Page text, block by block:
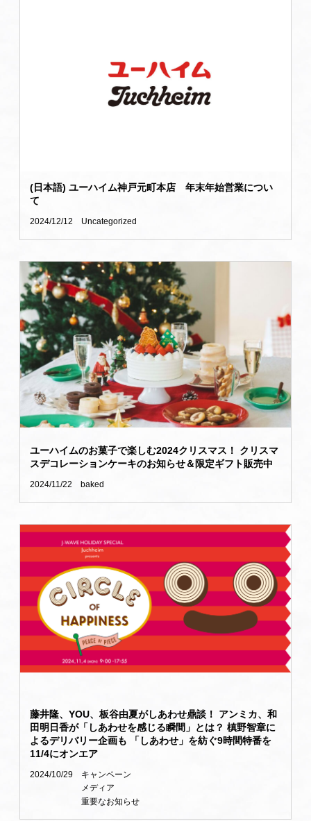
(日本語) ユーハイム神戸元町本店 年末年始営業につい
て
2024/12/12 Uncategorized
ユーハイムのお菓子で楽しむ2024クリスマス！ クリスマ
スデコレーションケーキのお知らせ＆限定ギフト販売中
2024/11/22 baked
藤井隆、YOU、板谷由夏がしあわせ鼎談！ アンミカ、和
田明日香が「しあわせを感じる瞬間」とは？ 槙野智章に
よるデリバリー企画も 「しあわせ」を紡ぐ9時間特番を
11/4にオンエア
2024/10/29
キャンペーン
メディア
重要なお知らせ